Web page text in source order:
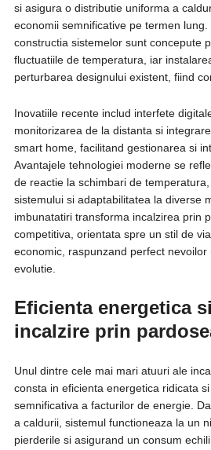
si asigura o distributie uniforma a
economii semnificative pe termen
constructia sistemelor sunt concepute
fluctuatiile de temperatura, iar
perturbarea designului existent, fiind
Inovatiile recente includ interfete
monitorizarea de la distanta si
smart home, facilitand gestionarea si
Avantajele tehnologiei moderne se
de reactie la schimbari de
sistemului si adaptabilitatea la diverse
imbunatatiri transforma incalzirea prin
competitiva, orientata spre un stil de
economic, raspunzand perfect
evolutie.
Eficienta energetica
incalzire prin
Unul dintre cele mai mari atuuri ale
consta in eficienta energetica ridicata
semnificativa a facturilor de energie.
a caldurii, sistemul functioneaza la un
pierderile si asigurand un consum